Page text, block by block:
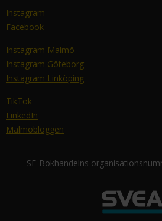
Instagram
Facebook
Instagram Malmö
Instagram Göteborg
Instagram Linköping
TikTok
LinkedIn
Malmöbloggen
SF-Bokhandelns